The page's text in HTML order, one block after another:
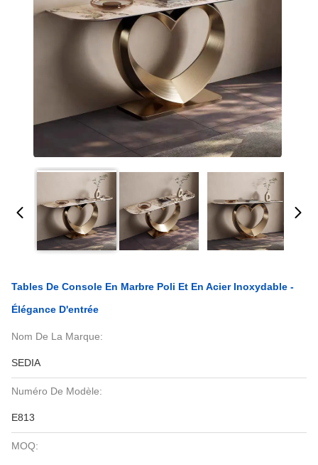
Tables De Console En Marbre Poli Et En Acier Inoxydable -
Élégance D'entrée
Nom De La Marque:
SEDIA
Numéro De Modèle:
E813
MOQ: